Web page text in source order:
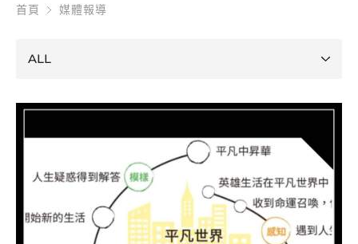
首頁 媒體報導